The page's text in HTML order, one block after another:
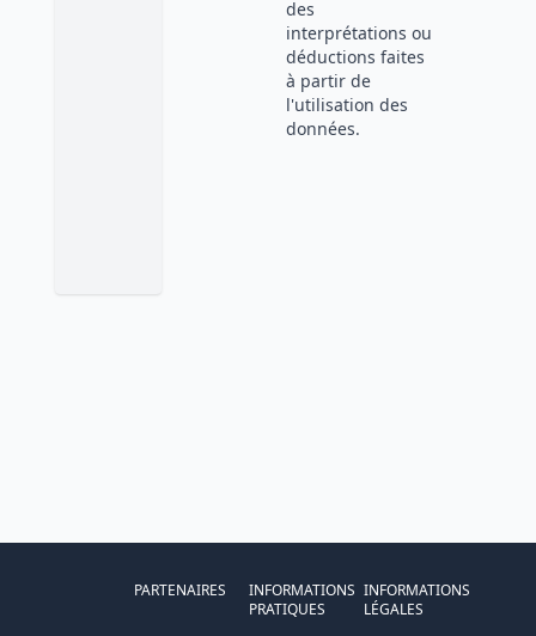
des
interprétations ou
déductions faites
à partir de
l'utilisation des
données.
PARTENAIRES
INFORMATIONS
PRATIQUES
INFORMATIONS
LÉGALES